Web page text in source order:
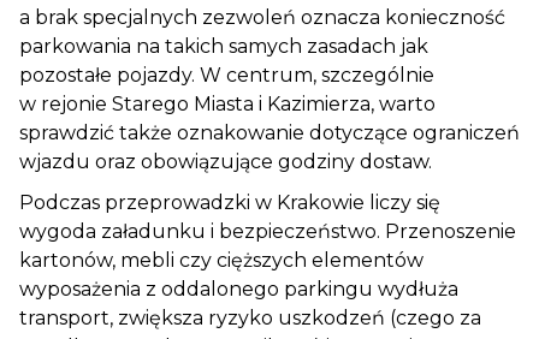
a brak specjalnych zezwoleń oznacza konieczność
parkowania na takich samych zasadach jak
pozostałe pojazdy. W centrum, szczególnie
w rejonie Starego Miasta i Kazimierza, warto
sprawdzić także oznakowanie dotyczące ograniczeń
wjazdu oraz obowiązujące godziny dostaw.
Podczas przeprowadzki w Krakowie liczy się
wygoda załadunku i bezpieczeństwo. Przenoszenie
kartonów, mebli czy cięższych elementów
wyposażenia z oddalonego parkingu wydłuża
transport, zwiększa ryzyko uszkodzeń (czego za